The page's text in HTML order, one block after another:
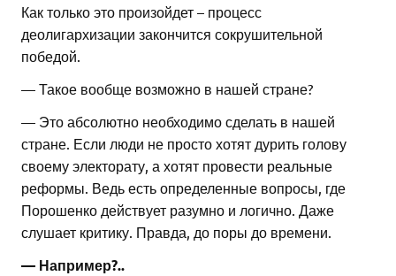
Как только это произойдет – процесс
деолигархизации закончится сокрушительной
победой.
— Такое вообще возможно в нашей стране?
— Это абсолютно необходимо сделать в нашей
стране. Если люди не просто хотят дурить голову
своему электорату, а хотят провести реальные
реформы. Ведь есть определенные вопросы, где
Порошенко действует разумно и логично. Даже
слушает критику. Правда, до поры до времени.
— Например?..